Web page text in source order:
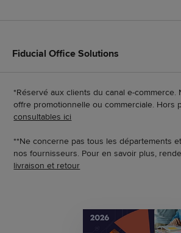
Fiducial Office Solutions
*Réservé aux clients du canal e-commerce.
offre promotionnelle ou commerciale. Hors
consultables ici
**Ne concerne pas tous les départements
nos fournisseurs. Pour en savoir plus,
livraison et retour